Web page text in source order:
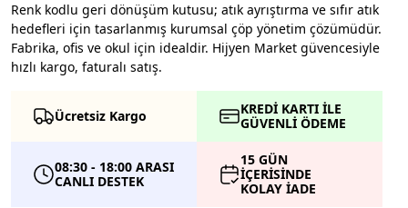
Renk kodlu geri dönüşüm kutusu; atık ayrıştırma ve sıfır atık
hedefleri için tasarlanmış kurumsal çöp yönetim çözümüdür.
Fabrika, ofis ve okul için idealdir. Hijyen Market güvencesiyle
hızlı kargo, faturalı satış.
Ücretsiz Kargo
KREDİ KARTI İLE
GÜVENLİ ÖDEME
08:30 - 18:00 ARASI
CANLI DESTEK
15 GÜN
İÇERİSİNDE
KOLAY İADE